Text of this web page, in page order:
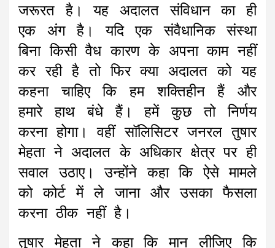
जरूरत है। यह अदालत संविधान का ही
एक अंग है। यदि एक संवैधानिक संस्था
बिना किसी वैध कारण के अपना काम नहीं
कर रही है तो फिर क्या अदालत को यह
कहना चाहिए कि हम शक्तिहीन हैं और
हमारे हाथ बंधे हैं। हमें कुछ तो निर्णय
करना होगा। वहीं सॉलिसिटर जनरल तुषार
मेहता ने अदालत के अधिकार क्षेत्र पर ही
सवाल उठाए। उन्होंने कहा कि ऐसे मामले
को कोर्ट में ले जाना और उसका फैसला
करना ठीक नहीं है।
तुषार मेहता ने कहा कि मान लीजिए कि